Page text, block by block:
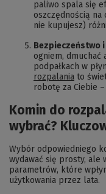
paliwo spala się
oszczędnością na
nie kupujesz)
Bezpieczeństwo
ogniem, dmuchać
podpałkach w
rozpalania to
robotę za Ciebie
Komin do
wybrać?
Wybór odpowiedniego
wydawać się prosty, ale
parametrów, które
użytkowania przez lata.